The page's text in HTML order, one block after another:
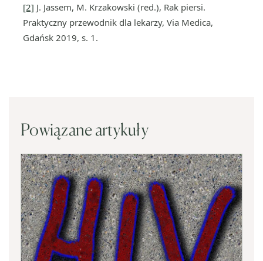
[2] J. Jassem, M. Krzakowski (red.), Rak piersi.
Praktyczny przewodnik dla lekarzy, Via Medica,
Gdańsk 2019, s. 1.
Powiązane artykuły